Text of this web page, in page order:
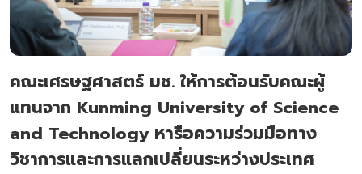
คณะเศรษฐศาสตร์ มช. ให้การต้อนรับคณะผู้
แทนจาก Kunming University of Science
and Technology หารือความร่วมมือทาง
วิชาการและการแลกเปลี่ยนระหว่างประเทศ